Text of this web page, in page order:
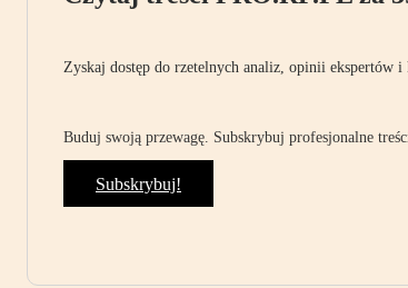
Zyskaj dostęp do rzetelnych analiz, opinii ekspertów i
Buduj swoją przewagę. Subskrybuj profesjonalne
Subskrybuj!